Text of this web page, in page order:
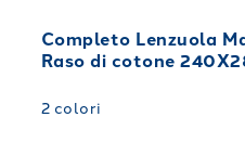
Completo Lenzuola
Raso di cotone
2 colori